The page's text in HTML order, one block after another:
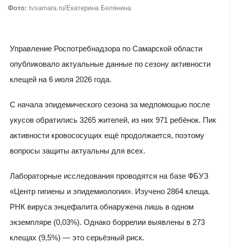
Фото: tvsamara.ru/Екатерина Белянина
Управление Роспотребнадзора по Самарской области
опубликовало актуальные данные по сезону активности
клещей на 6 июля 2026 года.
С начала эпидемического сезона за медпомощью после
укусов обратились 3265 жителей, из них 971 ребёнок. Пик
активности кровососущих ещё продолжается, поэтому
вопросы защиты актуальны для всех.
Лабораторные исследования проводятся на базе ФБУЗ
«Центр гигиены и эпидемиологии». Изучено 2864 клеща.
РНК вируса энцефалита обнаружена лишь в одном
экземпляре (0,03%). Однако боррелии выявлены в 273
клещах (9,5%) — это серьёзный риск.